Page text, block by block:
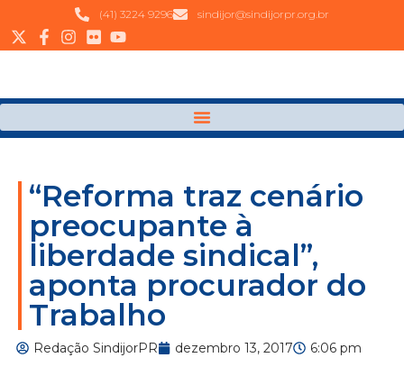
(41) 3224 9296 sindijor@sindijorpr.org.br
“Reforma traz cenário
preocupante à
liberdade sindical”,
aponta procurador do
Trabalho
Redação SindijorPR dezembro 13, 2017 6:06 pm